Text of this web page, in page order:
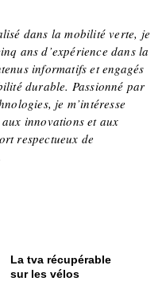
dans la mobilité verte, je
ans d’expérience dans la
informatifs et engagés
durable. Passionné par
je m’intéresse
innovations et aux
respectueux de
La tva récupérable
sur les vélos